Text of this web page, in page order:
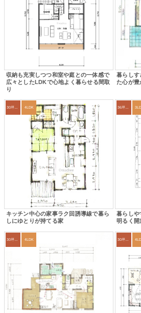
収納も充実しつつ和室や庭との一体感で
広々としたLDKで心地よく暮らせる間取
り
暮らしす
た心が豊
4LDK
キッチン中心の家事ラク回誘導線で暮ら
しにゆとりが持てる家
36坪～39坪
暮らしや
明るく開
4LDK 30坪～33坪